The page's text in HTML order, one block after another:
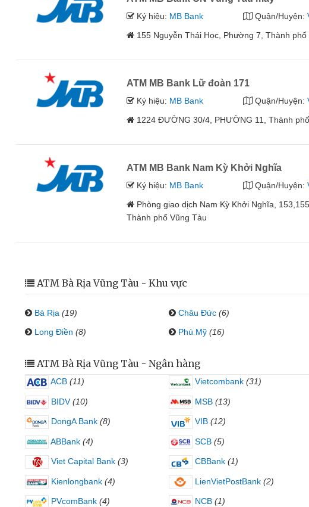
Ký hiệu: MB Bank Quận/Huyện:
155 Nguyễn Thái Học, Phường 7, Thành phố
ATM MB Bank Lữ đoàn 171
Ký hiệu: MB Bank Quận/Huyện:
1224 ĐƯỜNG 30/4, PHƯỜNG 11, Thành
ATM MB Bank Nam Kỳ Khởi Nghĩa
Ký hiệu: MB Bank Quận/Huyện:
Phòng giao dịch Nam Kỳ Khởi Nghĩa,
Thành phố Vũng Tàu
ATM Bà Rịa Vũng Tàu - Khu vực
Bà Rịa (19) Châu Đức (6)
Long Điền (8) Phú Mỹ (16)
ATM Bà Rịa Vũng Tàu - Ngân hàng
ACB (11) Vietcombank (31)
BIDV (10) MSB (13)
DongA Bank (8) VIB (12)
ABBank (4) SCB (5)
Viet Capital Bank (3) CBBank (1)
Kienlongbank (4) LienVietPostBank (2)
PVcomBank (4) NCB (1)